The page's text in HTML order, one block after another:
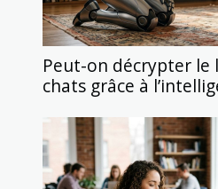
Peut-on décrypter le
chats grâce à